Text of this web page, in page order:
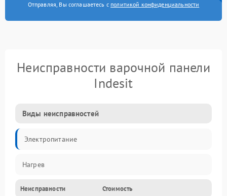
Отправляя, Вы соглашаетесь с политикой конфиденциальности
Неисправности варочной панели
Indesit
Виды неисправностей
Электропитание
Нагрев
Неисправности Стоимость